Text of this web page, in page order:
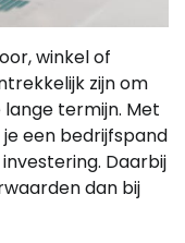
winkel of
zijn om
termijn. Met
een bedrijfspand
Daarbij
dan bij